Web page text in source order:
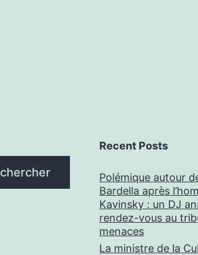
Recent Posts
Polémique autour
Bardella après
Kavinsky : un DJ
rendez-vous au
menaces
La ministre de la